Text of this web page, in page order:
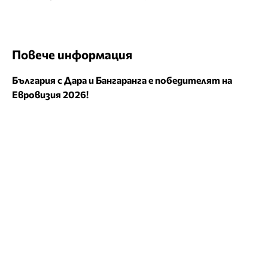
Повече информация
България с Дара и Бангаранга е победителят на
Евровизия 2026!